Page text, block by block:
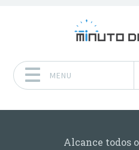
MENU
Alcance todos